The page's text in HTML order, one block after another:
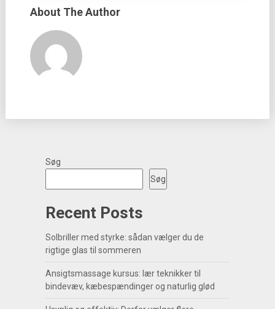
About The Author
Søg
Søg
Recent Posts
Solbriller med styrke: sådan vælger du de
rigtige glas til sommeren
Ansigtsmassage kursus: lær teknikker til
bindevæv, kæbespændinger og naturlig glød